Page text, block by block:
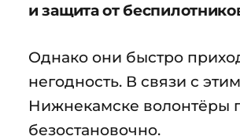
и защита от
Однако они быстро
негодность. В связи с
Нижнекамске волонтёры
безостановочно.